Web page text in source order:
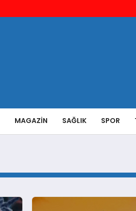
MAGAZIN SAĞLIK SPOR